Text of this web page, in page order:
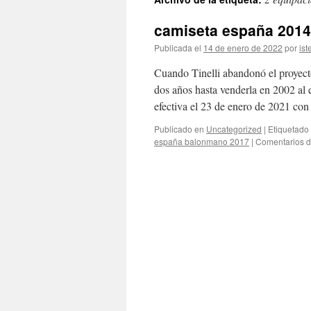
contenido
camiseta españa
Publicada el 14 de enero de 2022 por
Cuando Tinelli abandonó el
dos años hasta venderla en 2002
efectiva el 23 de enero de 2021
Publicado en Uncategorized | Etiquetado
españa balonmano 2017 | Comentarios